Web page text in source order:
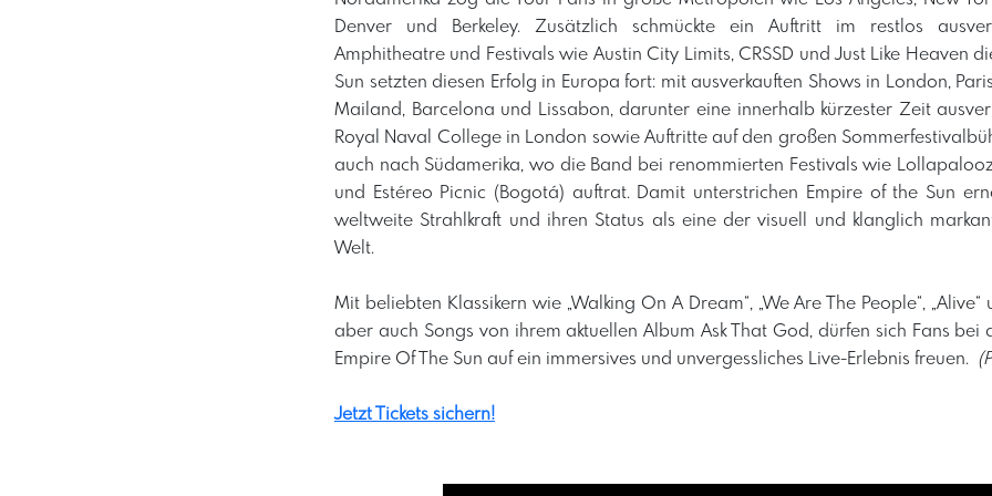
Denver und Berkeley. Zusätzlich schmückte ein Auftritt im restlos
Amphitheatre und Festivals wie Austin City Limits, CRSSD und Just Like Heaven
Sun setzten diesen Erfolg in Europa fort: mit ausverkauften Shows in London,
Mailand, Barcelona und Lissabon, darunter eine innerhalb kürzester Zeit
Royal Naval College in London sowie Auftritte auf den großen
auch nach Südamerika, wo die Band bei renommierten Festivals wie
und Estéreo Picnic (Bogotá) auftrat. Damit unterstrichen Empire of the Sun
weltweite Strahlkraft und ihren Status als eine der visuell und klanglich
Welt.
Mit beliebten Klassikern wie „Walking On A Dream“, „We Are The People“, „Alive“
aber auch Songs von ihrem aktuellen Album Ask That God, dürfen sich Fans bei
Empire Of The Sun auf ein immersives und unvergessliches Live-Erlebnis freuen. ​
Jetzt Tickets sichern!